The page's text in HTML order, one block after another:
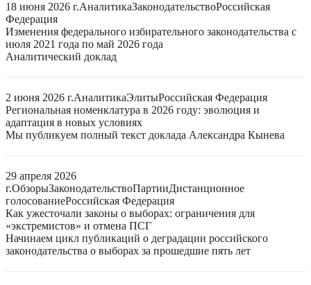
18 июня 2026 г.АналитикаЗаконодательствоРоссийская
Федерация
Изменения федерального избирательного законодательства с
июля 2021 года по май 2026 года
Аналитический доклад
2 июня 2026 г.АналитикаЭлитыРоссийская Федерация
Региональная номенклатура в 2026 году: эволюция и
адаптация в новых условиях
Мы публикуем полный текст доклада Александра Кынева
29 апреля 2026
г.ОбзорыЗаконодательствоПартииДистанционное
голосованиеРоссийская Федерация
Как ужесточали законы о выборах: ограничения для
«экстремистов» и отмена ПСГ
Начинаем цикл публикаций о деградации российского
законодательства о выборах за прошедшие пять лет